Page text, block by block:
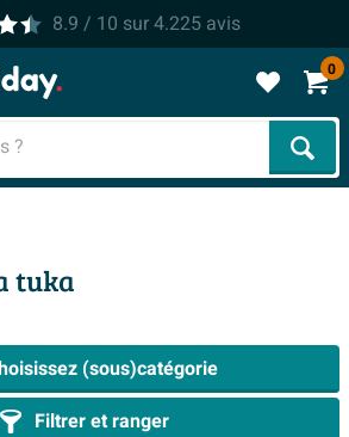
8.9 / 10 sur4.225 avis
0
tuka
(sous)catégorie
Filtrer et ranger